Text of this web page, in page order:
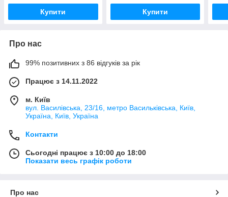
Купити Купити
Про нас
99% позитивних з 86 відгуків за рік
Працює з 14.11.2022
м. Київ
вул. Василівська, 23/16, метро Васильківська, Київ,
Україна, Київ, Україна
Контакти
Сьогодні працює з 10:00 до 18:00
Показати весь графік роботи
Про нас